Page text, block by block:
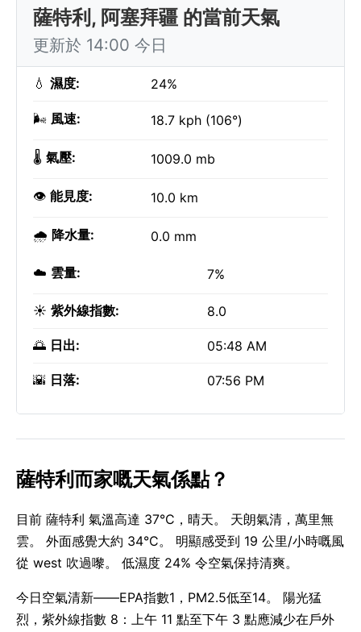
薩特利, 阿塞拜疆 的當前天氣
更新於 14:00 今日
💧 濕度: 24%
🌬️ 風速: 18.7 kph (106°)
🌡️ 氣壓: 1009.0 mb
👁️ 能見度: 10.0 km
🌧️ 降水量: 0.0 mm
☁️ 雲量: 7%
☀️ 紫外線指數: 8.0
🌅 日出: 05:48 AM
🌇 日落: 07:56 PM
薩特利而家嘅天氣係點？
目前 薩特利 氣溫高達 37°C，晴天。 天朗氣清，萬里無
雲。 外面感覺大約 34°C。 明顯感受到 19 公里/小時嘅風
從 west 吹過嚟。 低濕度 24% 令空氣保持清爽。
今日空氣清新——EPA指數1，PM2.5低至14。 陽光猛
烈，紫外線指數 8：上午 11 點至下午 3 點應減少在戶外